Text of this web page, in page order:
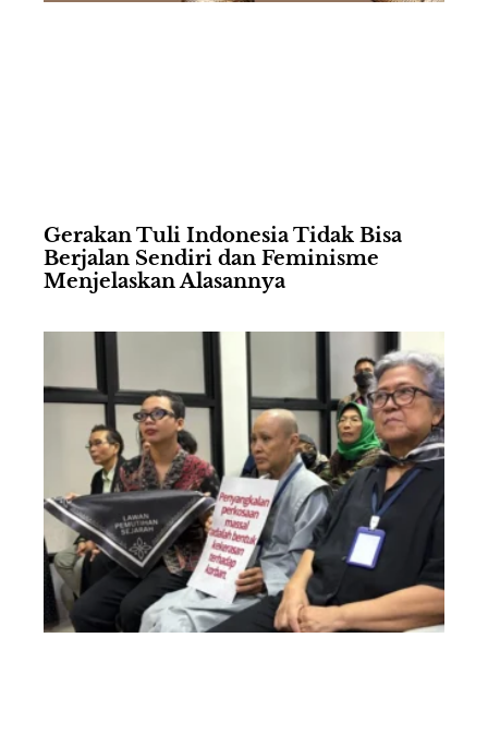
Gerakan Tuli Indonesia Tidak Bisa
Berjalan Sendiri dan Feminisme
Menjelaskan Alasannya